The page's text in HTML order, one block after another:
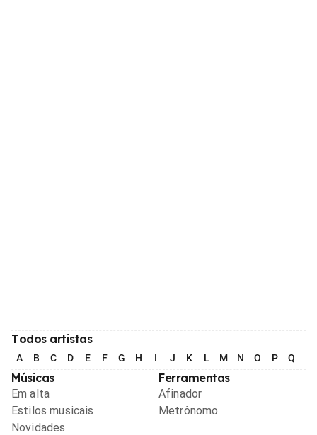
Todos artistas
A B C D E F G H I J K L M N O P Q
Músicas
Em alta
Estilos musicais
Novidades
Ferramentas
Afinador
Metrônomo